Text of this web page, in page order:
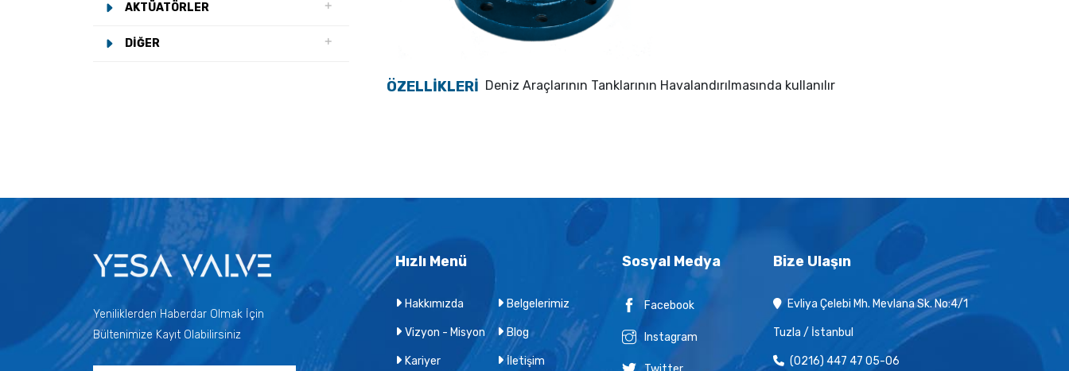
AKTÜATÖRLER
DIĞER
ÖZELLİKLERİ Deniz Araçlarının Tanklarının Havalandırılmasında kullanılır
Yeniliklerden Haberdar Olmak İçin
Bültenimize Kayıt Olabilirsiniz
Hızlı Menü
Hakkımızda
Vizyon - Misyon
Kariyer
Belgelerimiz
Blog
İletişim
Sosyal Medya
Facebook
Instagram
Bize Ulaşın
Evliya Çelebi Mh. Mevlana Sk. No:4/1
Tuzla / İstanbul
(0216) 447 47 05-06